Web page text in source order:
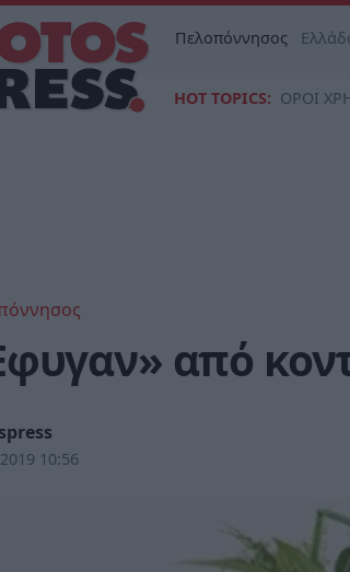
Πελοπόννησος
HOT TOPICS: ΟΡΟΙ
από
10:56